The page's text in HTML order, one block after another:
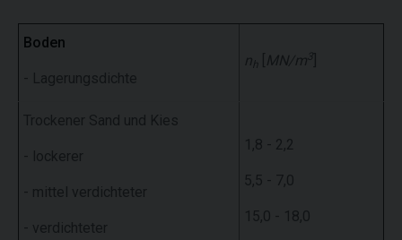
Boden
- Lagerungsdichte
nh MN/m 3
Trockener Sand und Kies
- lockerer
- mittel verdichteter
- verdichteter
1,8 - 2,2
5,5 - 7,0
15,0 - 18,0